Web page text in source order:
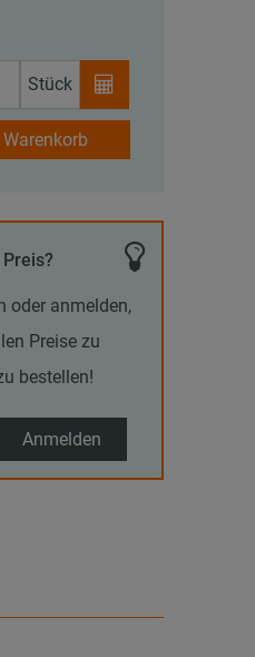
Stück
oder anmelden,
Preise zu
bestellen!
Anmelden